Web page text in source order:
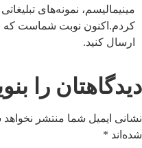
مینیمالیسم، نمونه‌های
کردم.اکنون نوبت شماست که
ارسال کنید.
دیدگاهتان را
نشانی ایمیل شما منتشر
شده‌اند *